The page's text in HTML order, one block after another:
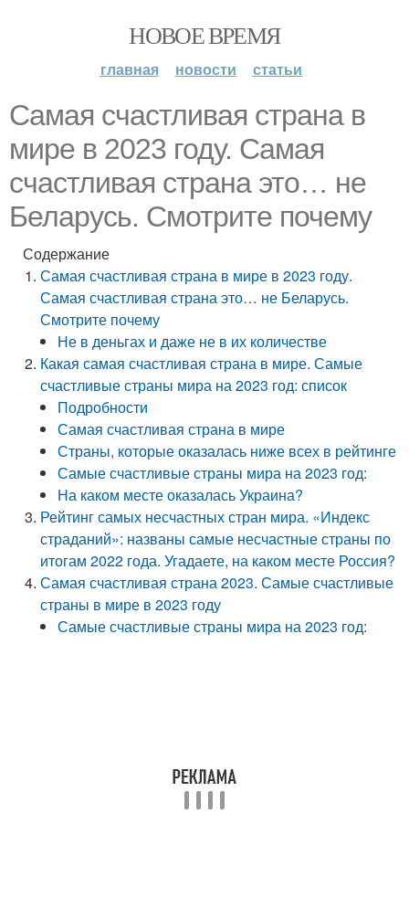
НОВОЕ ВРЕМЯ
главная новости статьи
Самая счастливая страна в
мире в 2023 году. Самая
счастливая страна это… не
Беларусь. Смотрите почему
Содержание
Самая счастливая страна в мире в 2023 году.
Самая счастливая страна это… не Беларусь.
Смотрите почему
Не в деньгах и даже не в их количестве
Какая самая счастливая страна в мире. Самые
счастливые страны мира на 2023 год: список
Подробности
Самая счастливая страна в мире
Страны, которые оказалась ниже всех в рейтинге
Самые счастливые страны мира на 2023 год:
На каком месте оказалась Украина?
Рейтинг самых несчастных стран мира. «Индекс
страданий»: названы самые несчастные страны по
итогам 2022 года. Угадаете, на каком месте Россия?
Самая счастливая страна 2023. Самые счастливые
страны в мире в 2023 году
Самые счастливые страны мира на 2023 год: